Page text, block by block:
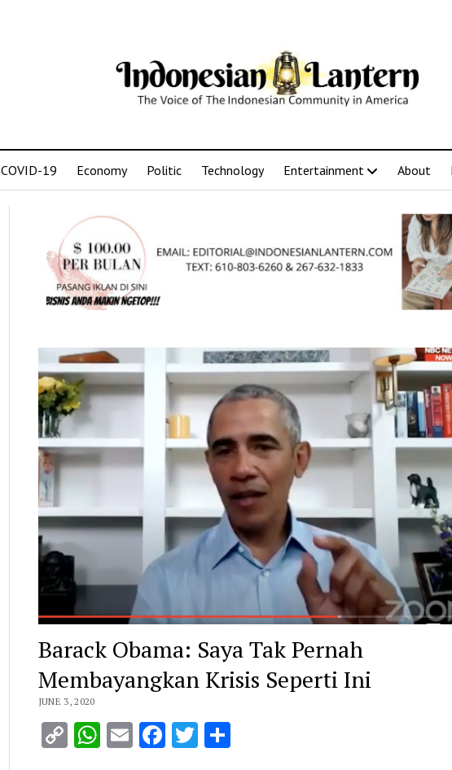
COVID-19 Economy Politic Technology Entertainment About
Barack Obama: Saya Tak Pernah
Membayangkan Krisis Seperti Ini
JUNE 3, 2020
CopyWhatsApp
EmailFacebook
Twitter
Share